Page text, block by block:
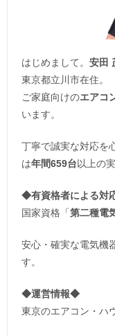
はじめまして。 安田
東京都立川市在住。
ご家庭向けのエアコ
います。
丁寧で誠実な対応を
は年間659台以上の
◆有資格者による対
国家資格「第二種電
安心・確実な電気機
す。
◆運営情報◆
東京のエアコン・ハ